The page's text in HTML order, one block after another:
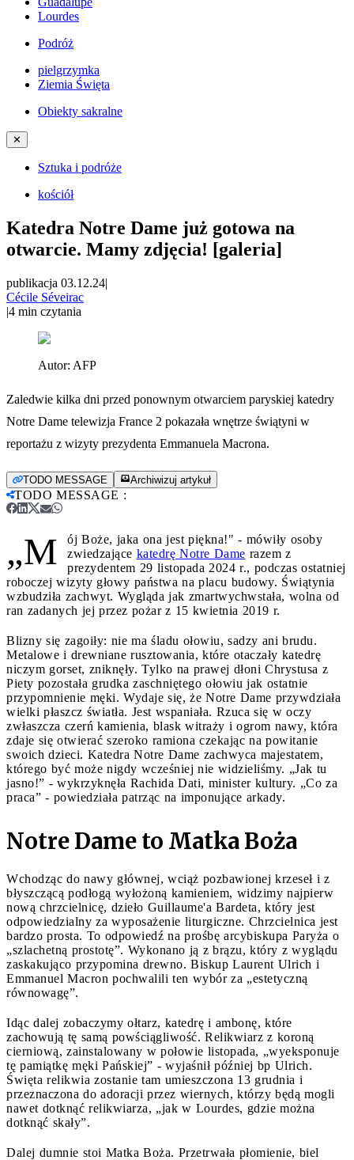
Lourdes
Podróż
pielgrzymka
Ziemia Święta
Obiekty sakralne
✕
Sztuka i podróże
kościół
Katedra Notre Dame już gotowa na
otwarcie. Mamy zdjęcia! [galeria]
publikacja 03.12.24|
Cécile Séveirac
|4 min czytania
Autor: AFP
Zaledwie kilka dni przed ponownym otwarciem paryskiej katedry
Notre Dame telewizja France 2 pokazała wnętrze świątyni w
reportażu z wizyty prezydenta Emmanuela Macrona.
TODO MESSAGE Archiwizuj artykuł
TODO MESSAGE :
„M
ój Boże, jaka ona jest piękna!" - mówiły osoby
zwiedzające katedrę Notre Dame razem z
prezydentem 29 listopada 2024 r., podczas ostatniej
roboczej wizyty głowy państwa na placu budowy. Świątynia
wzbudziła zachwyt. Wygląda jak zmartwychwstała, wolna od
ran zadanych jej przez pożar z 15 kwietnia 2019 r.
Blizny się zagoiły: nie ma śladu ołowiu, sadzy ani brudu.
Metalowe i drewniane rusztowania, które otaczały katedrę
niczym gorset, zniknęły. Tylko na prawej dłoni Chrystusa z
Piety pozostała grudka zaschniętego ołowiu jak ostatnie
przypomnienie męki. Wydaje się, że Notre Dame przywdziała
wielki płaszcz światła. Jest wspaniała. Rzuca się w oczy
zwłaszcza czerń kamienia, blask witraży i ogrom nawy, która
zdaje się otwierać szeroko ramiona czekając na powitanie
swoich dzieci. Katedra Notre Dame zachwyca majestatem,
którego być może nigdy wcześniej nie widzieliśmy. „Jak tu
jasno!” - wykrzyknęła Rachida Dati, minister kultury. „Co za
praca” - powiedziała patrząc na imponujące arkady.
Notre Dame to Matka Boża
Wchodząc do nawy głównej, wciąż pozbawionej krzeseł i z
błyszczącą podłogą wyłożoną kamieniem, widzimy najpierw
nową chrzcielnicę, dzieło Guillaume'a Bardeta, który jest
odpowiedzialny za wyposażenie liturgiczne. Chrzcielnica jest
bardzo prosta. To odpowiedź na prośbę arcybiskupa Paryża o
„szlachetną prostotę”. Wykonano ją z brązu, który z wyglądu
zaskakująco przypomina drewno. Biskup Laurent Ulrich i
Emmanuel Macron pochwalili ten wybór za „estetyczną
równowagę”.
Idąc dalej zobaczymy ołtarz, katedrę i ambonę, które
zachowują tę samą powściągliwość. Relikwiarz z koroną
cierniową, zainstalowany w połowie listopada, „wyeksponuje
tę pamiątkę męki Pańskiej” - wyjaśnił później bp Ulrich.
Święta relikwia zostanie tam umieszczona 13 grudnia i
przeznaczona do adoracji przez wiernych, którzy będą mogli
nawet dotknąć relikwiarza, „jak w Lourdes, gdzie można
dotknąć skały”.
Dalej dumnie stoi Matka Boża. Przetrwała płomienie, biel